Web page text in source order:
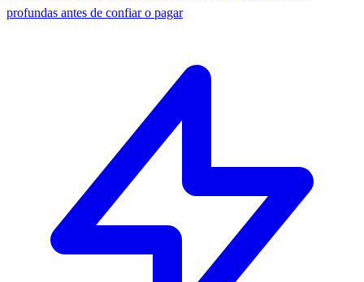
profundas antes de confiar o pagar